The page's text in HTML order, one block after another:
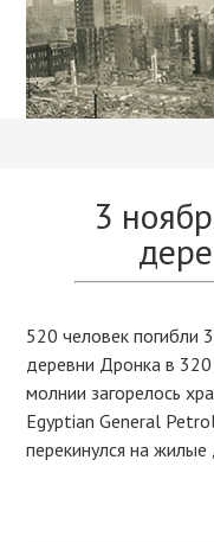
3
520 человек погибли
деревни Дронка в
молнии загорелось
Egyptian General
перекинулся на